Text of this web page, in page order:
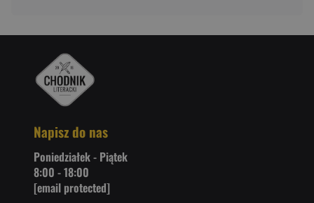
Napisz do nas
Poniedziałek - Piątek
8:00 - 18:00
[email protected]